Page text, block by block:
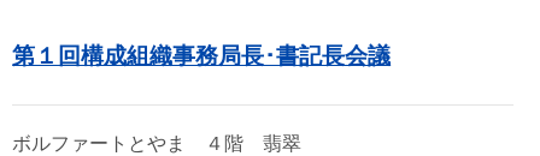
第１回構成組織事務局長･書記長会議
ボルファートとやま ４階 翡翠